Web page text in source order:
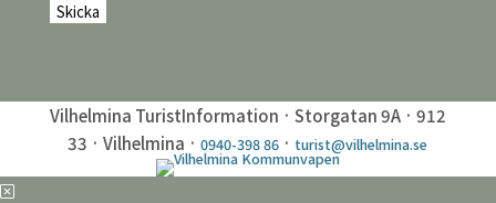
Vilhelmina TuristInformation · Storgatan 9A · 912
33 · Vilhelmina ·0940-398 86 · turist@vilhelmina.se